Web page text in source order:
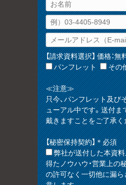
【請求資料選択】 価格：無
パンフレット
その
≪注意≫
只今、パンフレット及び
ューアル中です。送付
戴きますことをご了承く
【秘密保持契約】＊必須
弊社が送付した本資
得たノウハウ・営業上の
の許可なく一切他に漏